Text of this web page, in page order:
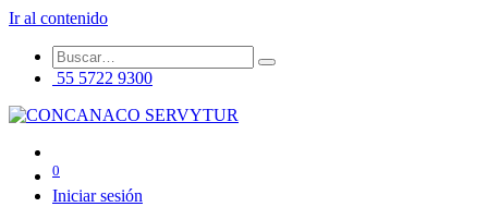
Ir al contenido
55 5722 9300
0
Iniciar sesión